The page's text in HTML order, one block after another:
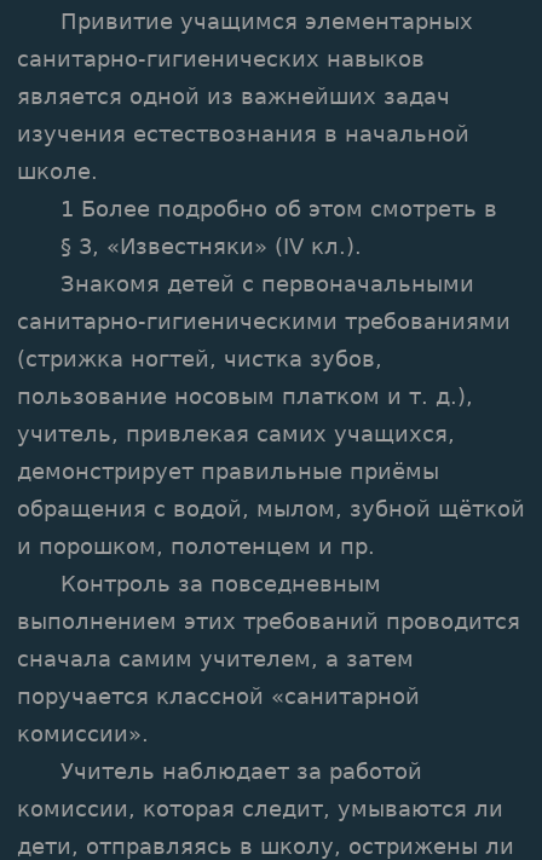
Привитие учащимся элементарных
санитарно-гигиенических навыков
является одной из важнейших задач
изучения естествознания в начальной
школе.
1 Более подробно об этом смотреть в
§ 3, «Известняки» (IV кл.).
Знакомя детей с первоначальными
санитарно-гигиеническими требованиями
(стрижка ногтей, чистка зубов,
пользование носовым платком и т. д.),
учитель, привлекая самих учащихся,
демонстрирует правильные приёмы
обращения с водой, мылом, зубной щёткой
и порошком, полотенцем и пр.
Контроль за повседневным
выполнением этих требований проводится
сначала самим учителем, а затем
поручается классной «санитарной
комиссии».
Учитель наблюдает за работой
комиссии, которая следит, умываются ли
дети, отправляясь в школу, острижены ли